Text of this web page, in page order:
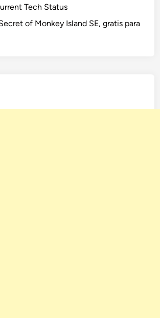
Tech Status
of Monkey Island SE, gratis para